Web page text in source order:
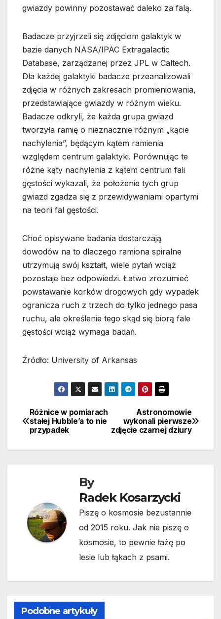
gwiazdy powinny pozostawać daleko za falą.
Badacze przyjrzeli się zdjęciom galaktyk w
bazie danych NASA/IPAC Extragalactic
Database, zarządzanej przez JPL w Caltech.
Dla każdej galaktyki badacze przeanalizowali
zdjęcia w różnych zakresach promieniowania,
przedstawiające gwiazdy w różnym wieku.
Badacze odkryli, że każda grupa gwiazd
tworzyła ramię o nieznacznie różnym „kącie
nachylenia”, będącym kątem ramienia
względem centrum galaktyki. Porównując te
różne kąty nachylenia z kątem centrum fali
gęstości wykazali, że położenie tych grup
gwiazd zgadza się z przewidywaniami opartymi
na teorii fal gęstości.
Choć opisywane badania dostarczają
dowodów na to dlaczego ramiona spiralne
utrzymują swój kształt, wiele pytań wciąż
pozostaje bez odpowiedzi. Łatwo zrozumieć
powstawanie korków drogowych gdy wypadek
ogranicza ruch z trzech do tylko jednego pasa
ruchu, ale określenie tego skąd się biorą fale
gęstości wciąż wymaga badań.
Źródło: University of Arkansas
Nawigacja
wpisu
Astronomowie
wykonali pierwsze
zdjęcie czarnej dziury
Różnice w pomiarach
stałej Hubble’a to nie
przypadek
By
Radek Kosarzycki
Piszę o kosmosie bezustannie
od 2015 roku. Jak nie piszę o
kosmosie, to pewnie łażę po
lesie lub łąkach z psami.
Podobne artykuły